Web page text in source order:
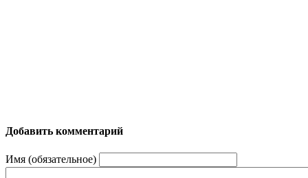
Добавить комментарий
Имя (обязательное)